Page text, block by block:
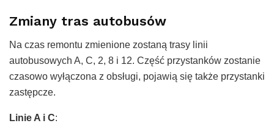
Zmiany tras autobusów
Na czas remontu zmienione zostaną trasy linii
autobusowych A, C, 2, 8 i 12. Część przystanków zostanie
czasowo wyłączona z obsługi, pojawią się także przystanki
zastępcze.
Linie A i C: